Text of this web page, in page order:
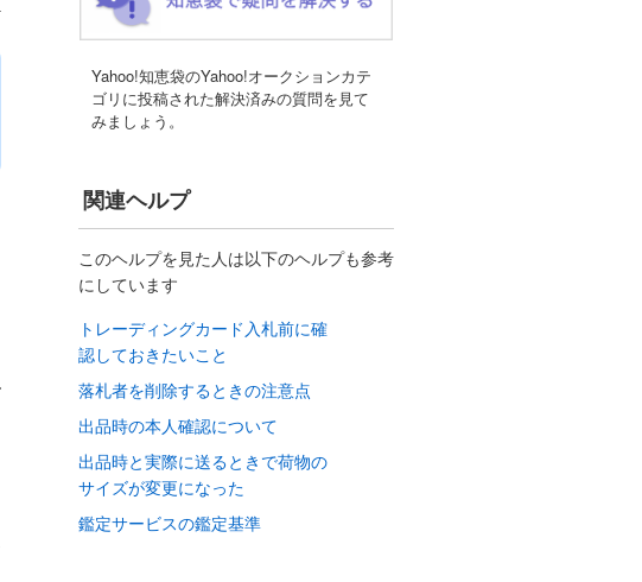
Yahoo!知恵袋のYahoo!オークションカテ
ゴリに投稿された解決済みの質問を見て
みましょう。
関連ヘルプ
このヘルプを見た人は以下のヘルプも参考
にしています
トレーディングカード入札前に確
認しておきたいこと
落札者を削除するときの注意点
出品時の本人確認について
出品時と実際に送るときで荷物の
サイズが変更になった
鑑定サービスの鑑定基準